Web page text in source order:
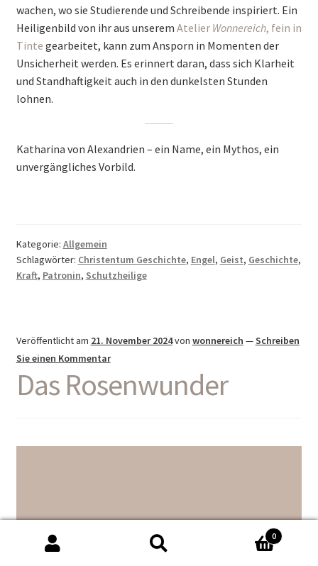
wachen, wo sie Studierende und Schreibende inspiriert. Ein
Heiligenbild von ihr aus unserem Atelier Wonnereich, fein in
Tinte gearbeitet, kann zum Ansporn in Momenten der
Unsicherheit werden. Es erinnert daran, dass sich Klarheit
und Standhaftigkeit auch in den dunkelsten Stunden
lohnen.
Katharina von Alexandrien – ein Name, ein Mythos, ein
unvergängliches Vorbild.
Kategorie: Allgemein
Schlagwörter: Christentum Geschichte, Engel, Geist, Geschichte,
Kraft, Patronin, Schutzheilige
Veröffentlicht am 21. November 2024von wonnereich —Schreiben
Sie einen Kommentar
Das Rosenwunder
0